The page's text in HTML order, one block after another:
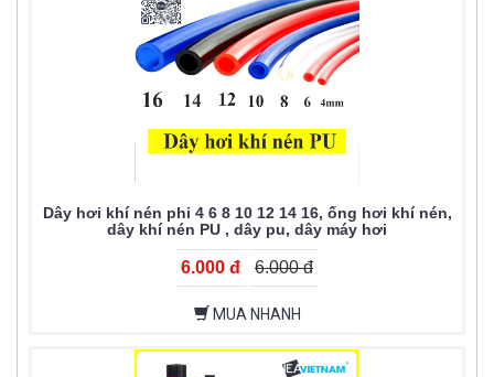
Dây hơi khí nén phi 4 6 8 10 12 14 16, ống hơi khí nén,
dây khí nén PU , dây pu, dây máy hơi
6.000 đ 6.000 đ
MUA NHANH